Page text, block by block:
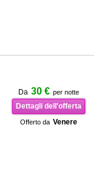
Da 30 € per notte
Dettagli dell'offerta
Offerto da Venere